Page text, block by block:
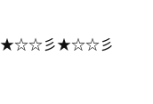
彡★☆☆彡